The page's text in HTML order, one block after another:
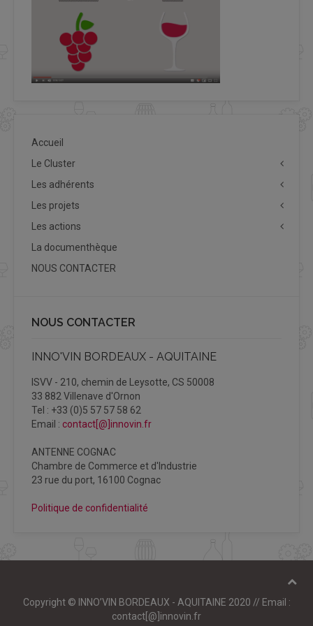
Accueil
Le Cluster
Les adhérents
Les projets
Les actions
La documenthèque
NOUS CONTACTER
NOUS CONTACTER
INNO'VIN BORDEAUX - AQUITAINE
ISVV - 210, chemin de Leysotte, CS 50008
33 882 Villenave d'Ornon
Tel : +33 (0)5 57 57 58 62
Email : contact[@]innovin.fr
ANTENNE COGNAC
Chambre de Commerce et d'Industrie
23 rue du port, 16100 Cognac
Politique de confidentialité
Copyright © INNO’VIN BORDEAUX - AQUITAINE 2020 // Email :
contact[@]innovin.fr